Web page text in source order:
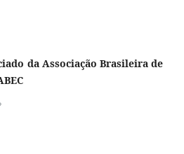
da Associação Brasileira de